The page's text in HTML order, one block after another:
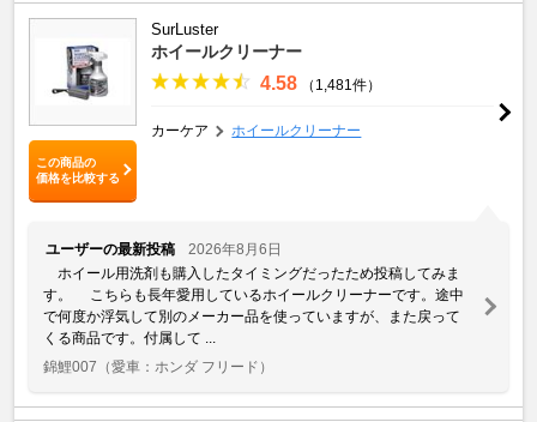
この商品の
価格を比較する
SurLuster
ホイールクリーナー
4.58 （1,481件）
カーケア ホイールクリーナー
ユーザーの最新投稿
2026年8月6日
ホイール用洗剤も購入したタイミングだったため投稿してみま
す。 こちらも長年愛用しているホイールクリーナーです。途中
で何度か浮気して別のメーカー品を使っていますが、また戻って
くる商品です。付属して ...
錦鯉007 （愛車：ホンダ フリード）